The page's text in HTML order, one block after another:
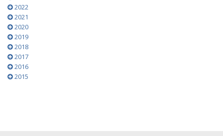
2022
2021
2020
2019
2018
2017
2016
2015